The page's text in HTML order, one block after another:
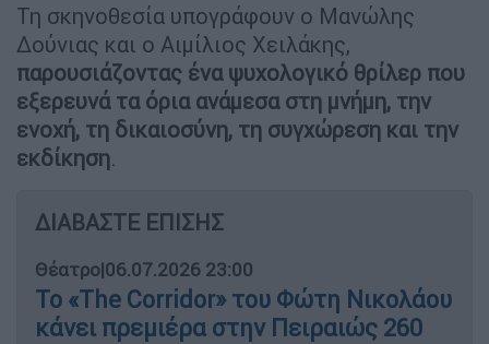
Τη σκηνοθεσία υπογράφουν ο Μανώλης
Δούνιας και ο Αιμίλιος Χειλάκης,
παρουσιάζοντας ένα ψυχολογικό θρίλερ που
εξερευνά τα όρια ανάμεσα στη μνήμη, την
ενοχή, τη δικαιοσύνη, τη συγχώρεση και την
εκδίκηση.
ΔΙΑΒΑΣΤΕ ΕΠΙΣΗΣ
Θέατρο|06.07.2026 23:00
Το «The Corridor» του Φώτη Νικολάου
κάνει πρεμιέρα στην Πειραιώς 260